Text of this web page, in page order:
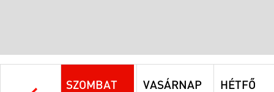
SZOMBAT VASÁRNAP HÉTFŐ